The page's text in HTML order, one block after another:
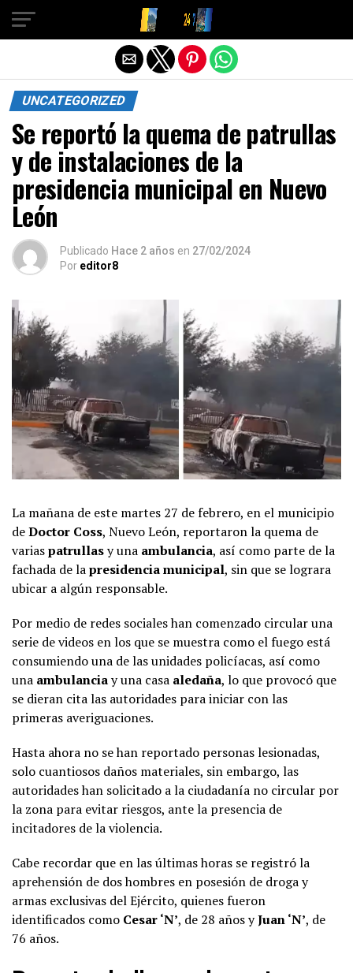
UNCATEGORIZED
Se reportó la quema de patrullas
y de instalaciones de la
presidencia municipal en Nuevo
León
Publicado Hace 2 años en 27/02/2024
Por editor8
La mañana de este martes 27 de febrero, en el municipio
deDoctor Coss, Nuevo León, reportaron la quema de
variaspatrullasy una ambulancia, así como parte de la
fachada de lapresidencia municipal, sin que se lograra
ubicar a algún responsable.
Por medio de redes sociales han comenzado circular una
serie de videos en los que se muestra como el fuego está
consumiendo una de las unidades policíacas, así como
una ambulanciay una casa aledaña, lo que provocó que
se dieran cita las autoridades para iniciar con las
primeras averiguaciones.
Hasta ahora no se han reportado personas lesionadas,
solo cuantiosos daños materiales, sin embargo, las
autoridades han solicitado a la ciudadanía no circular por
la zona para evitar riesgos, ante la presencia de
incitadores de la violencia.
Cabe recordar que en las últimas horas se registró la
aprehensión de dos hombres en posesión de droga y
armas exclusivas del Ejército, quienes fueron
identificados como Cesar ‘N’, de 28 años yJuan ‘N’, de
76 años.
Salir de la versión móvil